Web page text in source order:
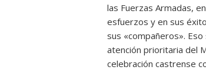
las Fuerzas Armadas,
esfuerzos y en sus
sus «compañeros».
atención prioritaria del
celebración castrense